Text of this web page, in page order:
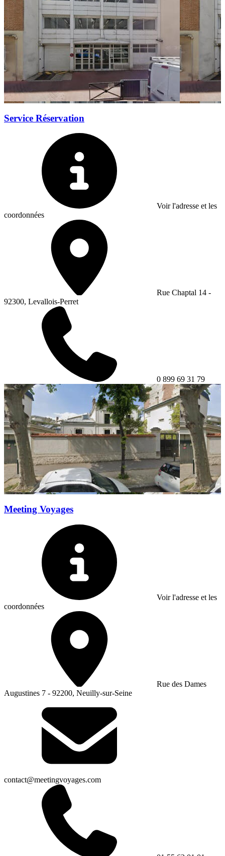
Service Réservation
Voir l'adresse et les
coordonnées
Rue Chaptal 14 -
92300, Levallois-Perret
0 899 69 31 79
Meeting Voyages
Voir l'adresse et les
coordonnées
Rue des Dames
Augustines 7 - 92200, Neuilly-sur-Seine
contact@meetingvoyages.com